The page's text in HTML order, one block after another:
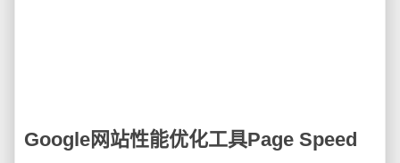
Google网站性能优化工具Page Speed